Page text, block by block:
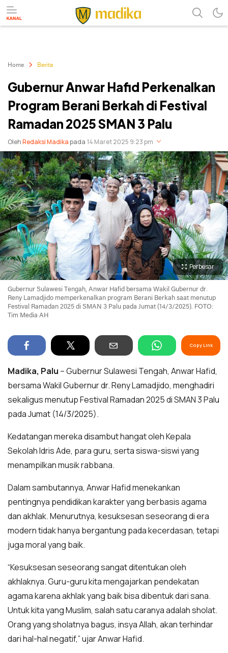
Home Berita
Gubernur Anwar Hafid Perkenalkan
Program Berani Berkah di Festival
Ramadan 2025 SMAN 3 Palu
OlehRedaksi Madikapada 14 Maret 2025 9:23 pm
Perbesar
Gubernur Sulawesi Tengah, Anwar Hafid bersama Wakil Gubernur dr.
Reny Lamadjido memperkenalkan program Berani Berkah saat menutup
Festival Ramadan 2025 di SMAN 3 Palu pada Jumat (14/3/2025). FOTO:
Tim Media AH
Copy Link
Madika, Palu – Gubernur Sulawesi Tengah, Anwar Hafid,
bersama Wakil Gubernur dr. Reny Lamadjido, menghadiri
sekaligus menutup Festival Ramadan 2025 di SMAN 3 Palu
pada Jumat (14/3/2025).
Kedatangan mereka disambut hangat oleh Kepala
Sekolah Idris Ade, para guru, serta siswa-siswi yang
menampilkan musik rabbana.
Dalam sambutannya, Anwar Hafid menekankan
pentingnya pendidikan karakter yang berbasis agama
dan akhlak. Menurutnya, kesuksesan seseorang di era
modern tidak hanya bergantung pada kecerdasan, tetapi
juga moral yang baik.
“Kesuksesan seseorang sangat ditentukan oleh
akhlaknya. Guru-guru kita mengajarkan pendekatan
agama karena akhlak yang baik bisa dibentuk dari sana.
Untuk kita yang Muslim, salah satu caranya adalah sholat.
Orang yang sholatnya bagus, insya Allah, akan terhindar
dari hal-hal negatif,” ujar Anwar Hafid.